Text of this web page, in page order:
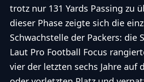
trotz nur 131 Yards Passing zu
dieser Phase zeigte sich die
Schwachstelle der Packers: die
Laut Pro Football Focus
vier der letzten sechs Jahre auf